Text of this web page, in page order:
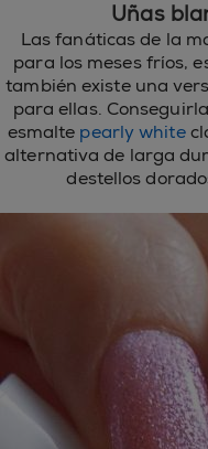
Uñas
Las fanáticas de la
para los meses fríos,
también existe una
para ellas.
esmalte pearly white
alternativa de larga
destellos